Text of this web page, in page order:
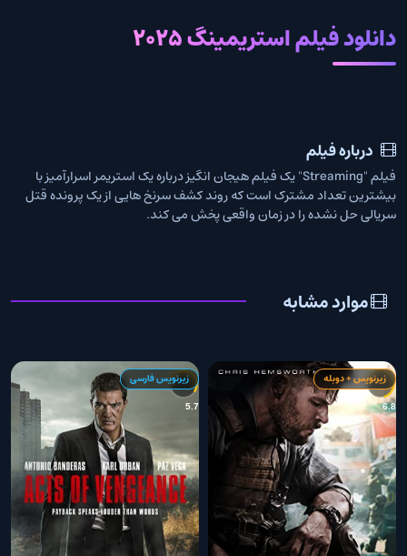
دانلود فیلم استریمینگ 2025
درباره فیلم
فیلم "Streaming" یک فیلم هیجان انگیز درباره یک استریمر اسرارآمیز با
بیشترین تعداد مشترک است که روند کشف سرنخ هایی از یک پرونده قتل
سریالی حل نشده را در زمان واقعی پخش می کند.
موارد مشابه
6.8
زیرنویس + دوبله
5.7
زیرنویس فارسی